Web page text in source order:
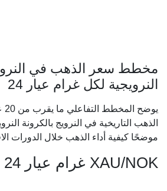
مخطط سعر الذهب في
النرويجية لكل غرام عيار 24
موضحًا كيفية أداء الذهب خلال الدورات
XAU/NOK غرام عيار 24